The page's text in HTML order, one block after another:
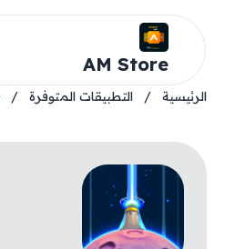
AM Store
الرئيسية / التطبيقات المتوفرة /